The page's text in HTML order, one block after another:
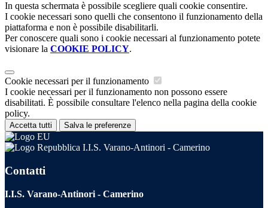
In questa schermata è possibile scegliere quali cookie consentire.
I cookie necessari sono quelli che consentono il funzionamento della
piattaforma e non è possibile disabilitarli.
Per conoscere quali sono i cookie necessari al funzionamento potete
visionare la COOKIE POLICY.
Cookie necessari per il funzionamento
I cookie necessari per il funzionamento non possono essere
disabilitati. È possibile consultare l'elenco nella pagina della cookie
policy.
Accetta tutti Salva le preferenze
I.I.S. Varano-Antinori - Camerino
Contatti
I.I.S. Varano-Antinori - Camerino